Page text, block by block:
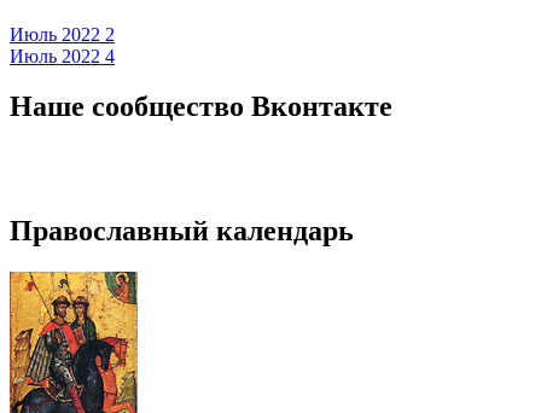
Июль 2022 2
Июль 2022 4
Наше сообщество Вконтакте
Православный календарь